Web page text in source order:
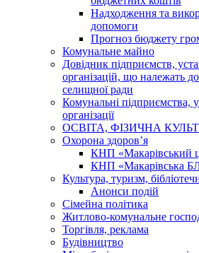
Надходження та
допомоги
Прогноз бюджету
Комунальне майно
Довідник підприємств,
організацій, що належать
селищної ради
Комунальні підприємства,
організації
ОСВІТА, ФІЗИЧНА
Охорона здоров’я
КНП «Макарівський
КНП «Макарівська
Культура, туризм,
Анонси подій
Сімейна політика
Житлово-комунальне
Торгівля, реклама
Будівництво